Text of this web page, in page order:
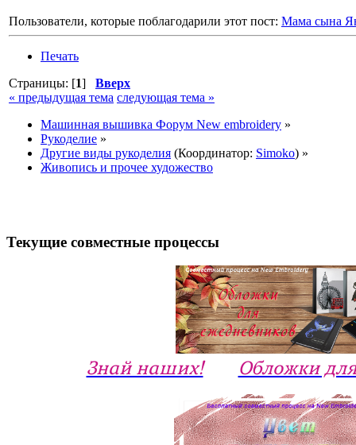
Пользователи, которые поблагодарили этот пост: Мама сына
Печать
Страницы: [1] Вверх
« предыдущая тема следующая тема »
Машинная вышивка Форум New embroidery »
Рукоделие »
Другие виды рукоделия (Координатор: Simoko) »
Живопись и прочее художество
Текущие совместные процессы
Знай наших! Обложки